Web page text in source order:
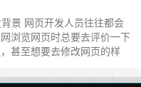
景 网页开发人员往往都会
浏览网页时总要去评价一下
甚至想要去修改网页的样
读 »